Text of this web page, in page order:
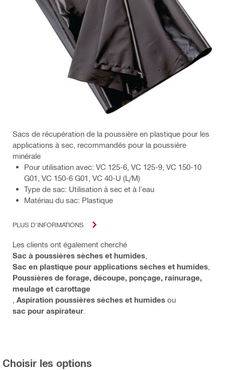
Sacs de récupération de la poussière en plastique pour les
applications à sec, recommandés pour la poussière
minérale
Pour utilisation avec: VC 125-6, VC 125-9, VC 150-10
G01, VC 150-6 G01, VC 40-U (L/M)
Type de sac: Utilisation à sec et à l'eau
Matériau du sac: Plastique
PLUS D'INFORMATIONS
Les clients ont également cherché
Sac à poussières sèches et humides
Sac en plastique pour applications sèches et humides
Poussières de forage, découpe, ponçage, rainurage,
meulage et carottage
Aspiration poussières sèches et humides ou
sac pour aspirateur
Choisir les options